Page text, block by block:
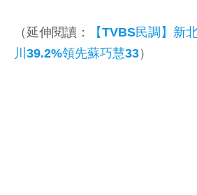
（延伸閱讀：
【TVBS民調】新
川39.2%領先蘇巧慧33）